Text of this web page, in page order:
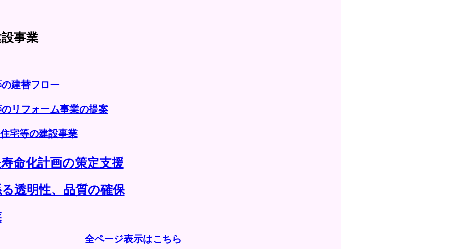
事業
建替フロー
リフォーム事業の提案
宅等の建設事業
命化計画の策定支援
透明性、品質の確保
全ページ表示はこちら